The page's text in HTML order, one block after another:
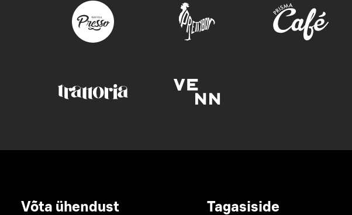
Võta ühendust Tagasiside